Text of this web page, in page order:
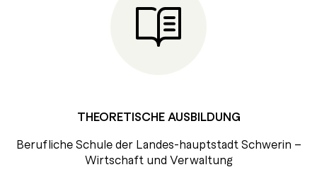
THEORETISCHE AUSBILDUNG
Berufliche Schule der Landes-hauptstadt Schwerin –
Wirtschaft und Verwaltung